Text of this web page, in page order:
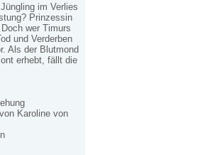
im Verlies
Prinzessin
wer Timurs
und Verderben
Als der Blutmond
erhebt, fällt die
Karoline von